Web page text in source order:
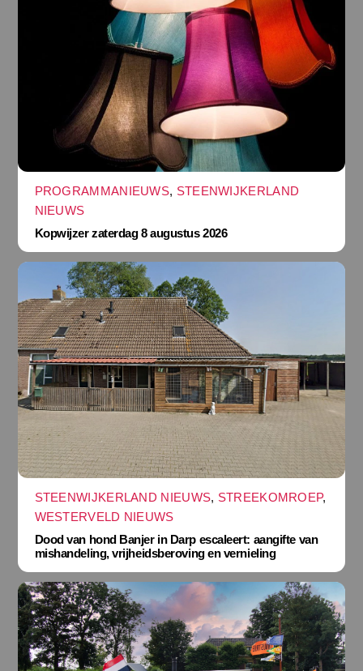
PROGRAMMANIEUWS, STEENWIJKERLAND
NIEUWS
Kopwijzer zaterdag 8 augustus 2026
STEENWIJKERLAND NIEUWS, STREEKOMROEP,
WESTERVELD NIEUWS
Dood van hond Banjer in Darp escaleert: aangifte van
mishandeling, vrijheidsberoving en vernieling